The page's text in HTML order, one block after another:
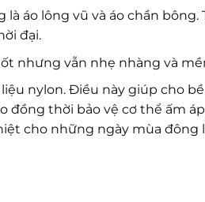
áo lông vũ và áo chần
đại.
nhưng vẫn nhẹ nhàng và
nylon. Điều này giúp cho
thời bảo vệ cơ thể ấm
cho những ngày mùa đông